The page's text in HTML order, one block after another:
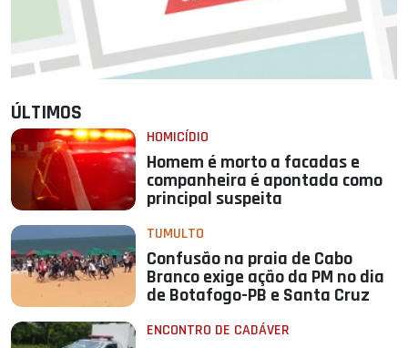
ÚLTIMOS
HOMICÍDIO
Homem é morto a facadas e
companheira é apontada como
principal suspeita
TUMULTO
Confusão na praia de Cabo
Branco exige ação da PM no dia
de Botafogo-PB e Santa Cruz
ENCONTRO DE CADÁVER